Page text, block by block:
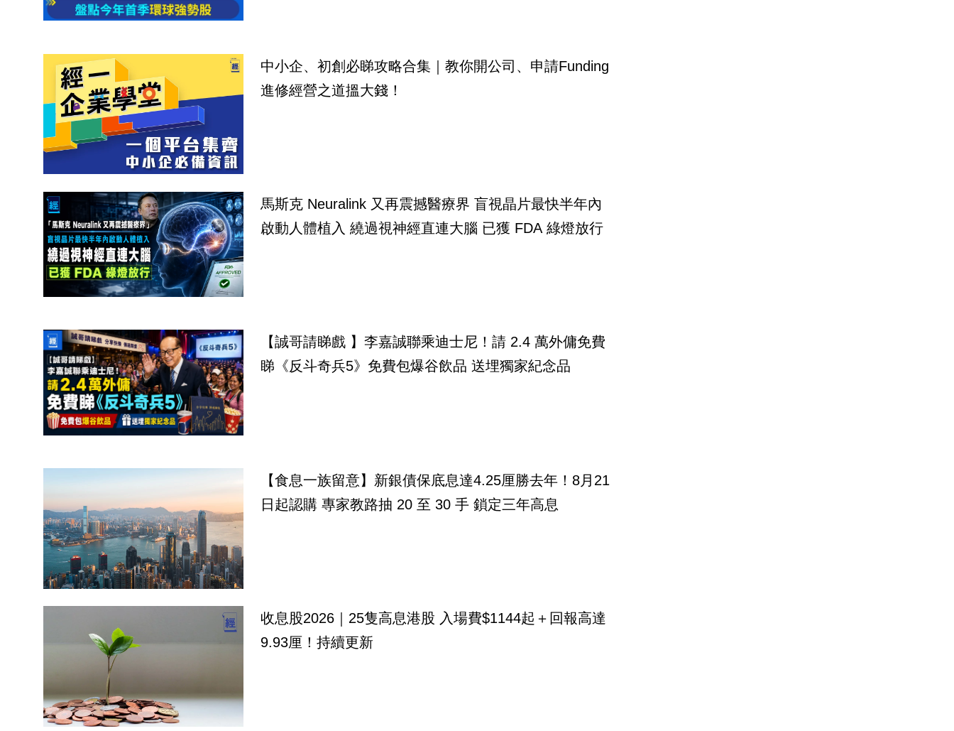
中小企、初創必睇攻略合集｜教你開公司、申請Funding
進修經營之道搵大錢！
馬斯克 Neuralink 又再震撼醫療界 盲視晶片最快半年內
啟動人體植入 繞過視神經直連大腦 已獲 FDA 綠燈放行
【誠哥請睇戲 】李嘉誠聯乘迪士尼！請 2.4 萬外傭免費
睇《反斗奇兵5》免費包爆谷飲品 送埋獨家紀念品
【食息一族留意】新銀債保底息達4.25厘勝去年！8月21
日起認購 專家教路抽 20 至 30 手 鎖定三年高息
收息股2026｜25隻高息港股 入場費$1144起＋回報高達
9.93厘！持續更新